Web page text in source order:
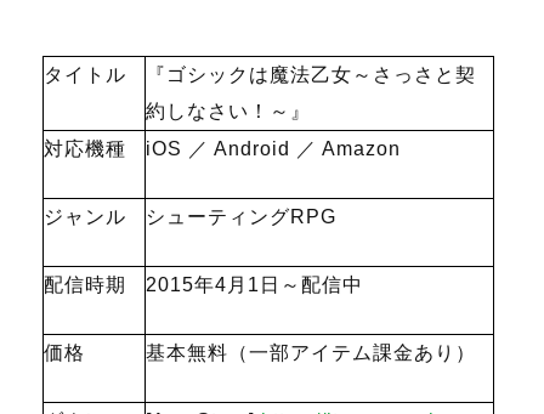
タイトル
『ゴシックは魔法乙女～さっさと契
約しなさい！～』
対応機種
iOS ／ Android ／ Amazon
ジャンル シューティングRPG
配信時期 2015年4月1日～配信中
価格 基本無料（一部アイテム課金あり）